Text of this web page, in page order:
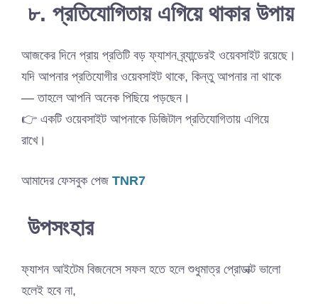
৮. প্রতিযোগিতায় এগিয়ে থাকার উপায়
আজকের দিনে প্রায় প্রতিটি বড় ফ্যাশন ব্র্যান্ডেরই ওয়েবসাইট রয়েছে।
যদি আপনার প্রতিযোগীর ওয়েবসাইট থাকে, কিন্তু আপনার না থাকে
— তাহলে আপনি অনেক পিছিয়ে পড়ছেন।
👉 একটি ওয়েবসাইট আপনাকে ডিজিটাল প্রতিযোগিতায় এগিয়ে
রাখে।
আমাদের ফেসবুক পেজ TNR7
উপসংহার
ফ্যাশন আইটেম বিজনেসে সফল হতে হলে শুধুমাত্র প্রোডাক্ট ভালো
হলেই হবে না,